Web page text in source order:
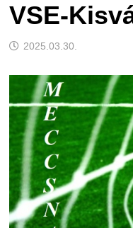
VSE-
2025.03.30.